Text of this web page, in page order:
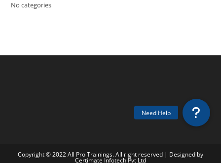
No categories
Copyright © 2022 All Pro Trainings. All right reserved | Designed by
Certimate Infotech Pvt Ltd